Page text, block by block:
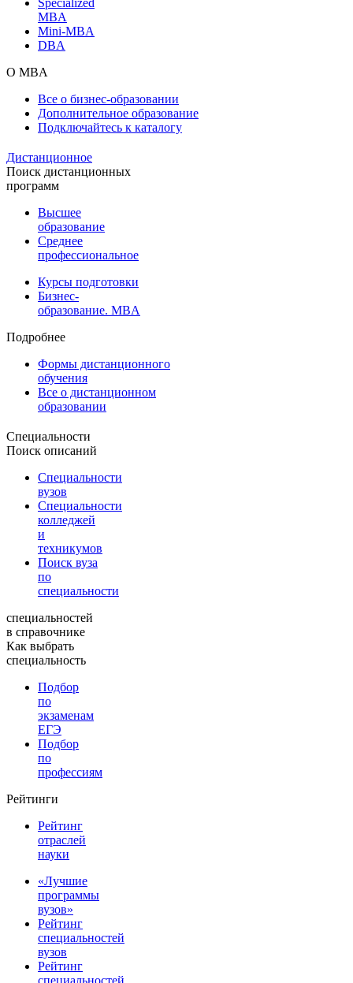
MBA
Mini-MBA
DBA
О MBA
Все о бизнес-образовании
Дополнительное образование
Подключайтесь к каталогу
Дистанционное
Поиск дистанционных
программ
Высшее
образование
Среднее
профессиональное
Курсы подготовки
Бизнес-
образование. MBA
Подробнее
Формы дистанционного
обучения
Все о дистанционном
образовании
Специальности
Поиск описаний
Специальности
вузов
Специальности
колледжей
и
техникумов
Поиск вуза
по
специальности
специальностей
в справочнике
Как выбрать
специальность
Подбор
по
экзаменам
ЕГЭ
Подбор
по
профессиям
Рейтинги
Рейтинг
отраслей
науки
«Лучшие
программы
вузов»
Рейтинг
специальностей
вузов
Рейтинг
специальностей